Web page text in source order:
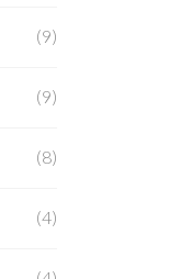
(9)
(9)
(8)
(4)